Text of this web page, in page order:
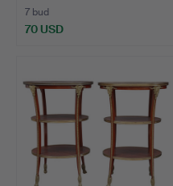
7 bud
70 USD